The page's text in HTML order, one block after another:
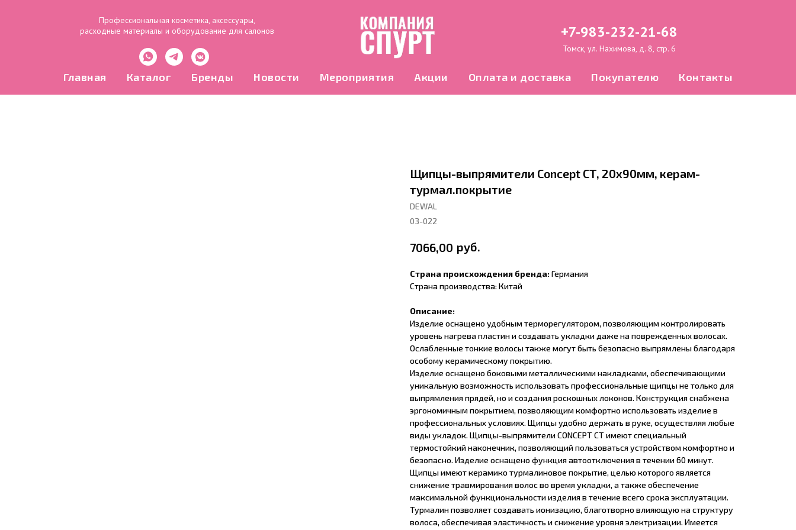
Профессиональная косметика, аксессуары,
расходные материалы и оборудование для салонов
+7-983-232-21-68
Томск, ул. Нахимова, д. 8, стр. 6
Главная Каталог Бренды Новости Мероприятия Акции Оплата и доставка Покупателю Контакты
Щипцы-выпрямители Concept СT, 20x90мм, керам-
турмал.покрытие
DEWAL
03-022
7066,00 руб.
Страна происхождения бренда:Германия
Страна производства: Китай
Описание:
Изделие оснащено удобным терморегулятором, позволяющим контролировать
уровень нагрева пластин и создавать укладки даже на поврежденных волосах.
Ослабленные тонкие волосы также могут быть безопасно выпрямлены благодаря
особому керамическому покрытию.
Изделие оснащено боковыми металлическими накладками, обеспечивающими
уникальную возможность использовать профессиональные щипцы не только для
выпрямления прядей, но и создания роскошных локонов. Конструкция снабжена
эргономичным покрытием, позволяющим комфортно использовать изделие в
профессиональных условиях. Щипцы удобно держать в руке, осуществляя любые
виды укладок. Щипцы-выпрямители CONCEPT CT имеют специальный
термостойкий наконечник, позволяющий пользоваться устройством комфортно и
безопасно. Изделие оснащено функция автоотключения в течении 60 минут.
Щипцы имеют керамико турмалиновое покрытие, целью которого является
снижение травмирования волос во время укладки, а также обеспечение
максимальной функциональности изделия в течение всего срока эксплуатации.
Турмалин позволяет создавать ионизацию, благотворно влияющую на структуру
волоса, обеспечивая эластичность и снижение уровня электризации. Имеется